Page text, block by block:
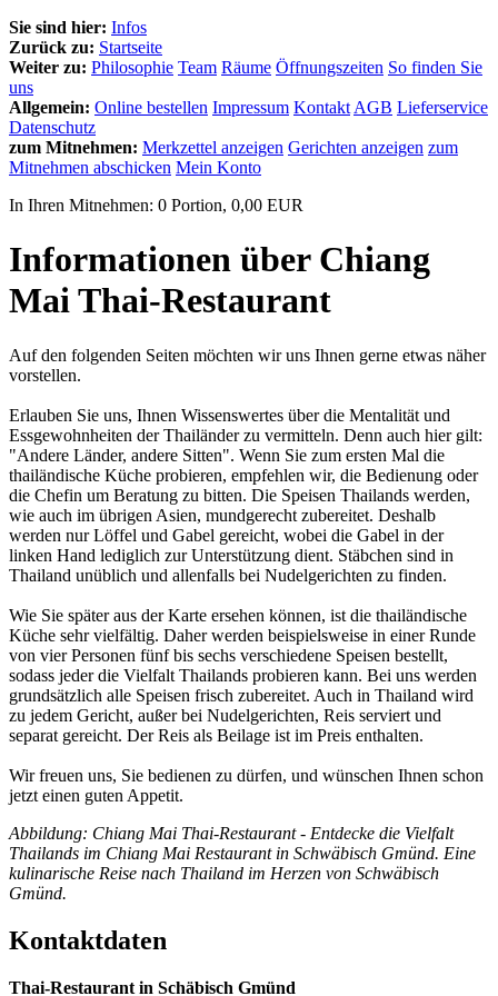
Sie sind hier: Infos
Zurück zu: Startseite
Weiter zu: Philosophie Team Räume Öffnungszeiten So finden Sie
uns
Allgemein: Online bestellen Impressum Kontakt AGB Lieferservice
Datenschutz
zum Mitnehmen: Merkzettel anzeigen Gerichten anzeigen zum
Mitnehmen abschicken Mein Konto
In Ihren Mitnehmen: 0 Portion, 0,00 EUR
Informationen über Chiang
Mai Thai-Restaurant
Auf den folgenden Seiten möchten wir uns Ihnen gerne etwas näher
vorstellen.
Erlauben Sie uns, Ihnen Wissenswertes über die Mentalität und
Essgewohnheiten der Thailänder zu vermitteln. Denn auch hier gilt:
"Andere Länder, andere Sitten". Wenn Sie zum ersten Mal die
thailändische Küche probieren, empfehlen wir, die Bedienung oder
die Chefin um Beratung zu bitten. Die Speisen Thailands werden,
wie auch im übrigen Asien, mundgerecht zubereitet. Deshalb
werden nur Löffel und Gabel gereicht, wobei die Gabel in der
linken Hand lediglich zur Unterstützung dient. Stäbchen sind in
Thailand unüblich und allenfalls bei Nudelgerichten zu finden.
Wie Sie später aus der Karte ersehen können, ist die thailändische
Küche sehr vielfältig. Daher werden beispielsweise in einer Runde
von vier Personen fünf bis sechs verschiedene Speisen bestellt,
sodass jeder die Vielfalt Thailands probieren kann. Bei uns werden
grundsätzlich alle Speisen frisch zubereitet. Auch in Thailand wird
zu jedem Gericht, außer bei Nudelgerichten, Reis serviert und
separat gereicht. Der Reis als Beilage ist im Preis enthalten.
Wir freuen uns, Sie bedienen zu dürfen, und wünschen Ihnen schon
jetzt einen guten Appetit.
Abbildung: Chiang Mai Thai-Restaurant - Entdecke die Vielfalt
Thailands im Chiang Mai Restaurant in Schwäbisch Gmünd. Eine
kulinarische Reise nach Thailand im Herzen von Schwäbisch
Gmünd.
Kontaktdaten
Thai-Restaurant in Schäbisch Gmünd